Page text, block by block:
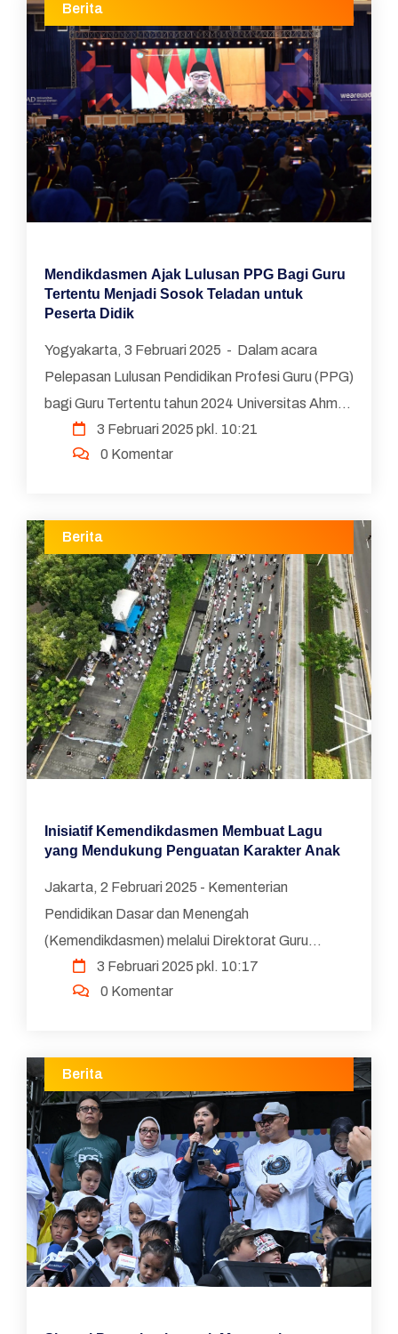
Berita
Mendikdasmen Ajak Lulusan PPG Bagi Guru
Tertentu Menjadi Sosok Teladan untuk
Peserta Didik
Yogyakarta, 3 Februari 2025 - Dalam acara
Pelepasan Lulusan Pendidikan Profesi Guru (PPG)
bagi Guru Tertentu tahun 2024 Universitas Ahmad
Dahlan, Menteri Pendidikan Dasar dan Menengah
(Men...
3 Februari 2025 pkl. 10:21
0 Komentar
Berita
Inisiatif Kemendikdasmen Membuat Lagu
yang Mendukung Penguatan Karakter Anak
Jakarta, 2 Februari 2025 - Kementerian
Pendidikan Dasar dan Menengah
(Kemendikdasmen) melalui Direktorat Guru
Pendidikan Anak Usia Dini dan Pendidikan
Nonformal (Direktorat Guru PAUD dan PNF)
3 Februari 2025 pkl. 10:17
0 Komentar
Berita